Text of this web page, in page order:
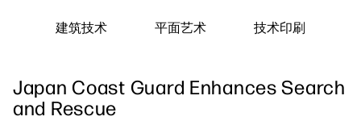
联系惠普Latex专家
linkedInfacebook
twitteryoutube
惠普PageWide XL打印机
惠普PrintOS生产中心
博客
建筑技术 平面艺术 技术印刷
Japan Coast Guard Enhances Search
and Rescue